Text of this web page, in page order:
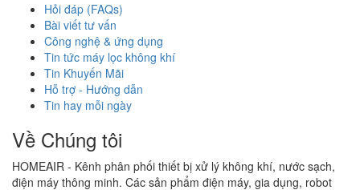
Hỏi đáp (FAQs)
Bài viết tư vấn
Công nghệ & ứng dụng
Tin tức máy lọc không khí
Tin Khuyến Mãi
Hỗ trợ - Hướng dẫn
Tin hay mỗi ngày
Về Chúng tôi
HOMEAIR - Kênh phân phối thiết bị xử lý không khí, nước sạch,
điện máy thông minh. Các sản phẩm điện máy, gia dụng, robot